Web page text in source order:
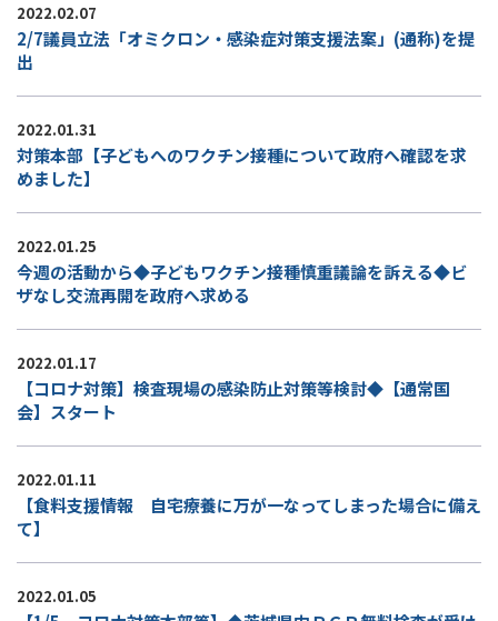
2022.02.07
2/7議員立法「オミクロン・感染症対策支援法案」(通称)を提
出
2022.01.31
対策本部【子どもへのワクチン接種について政府へ確認を求
めました】
2022.01.25
今週の活動から◆子どもワクチン接種慎重議論を訴える◆ビ
ザなし交流再開を政府へ求める
2022.01.17
【コロナ対策】検査現場の感染防止対策等検討◆【通常国
会】スタート
2022.01.11
【食料支援情報 自宅療養に万が一なってしまった場合に備え
て】
2022.01.05